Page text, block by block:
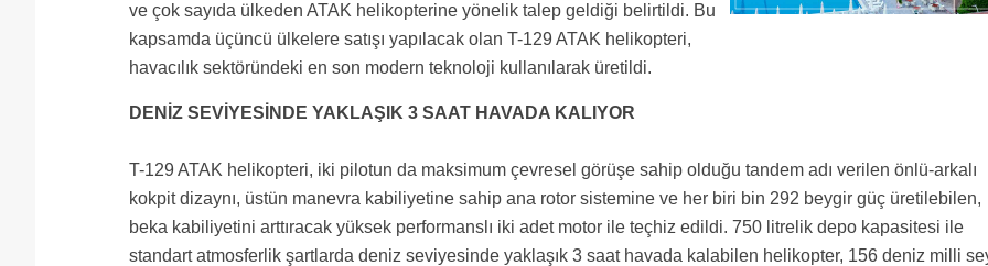
ve çok sayıda ülkeden ATAK helikopterine yönelik talep geldiği belirtildi. Bu
kapsamda üçüncü ülkelere satışı yapılacak olan T-129 ATAK helikopteri,
havacılık sektöründeki en son modern teknoloji kullanılarak üretildi.
DENİZ SEVİYESİNDE YAKLAŞIK 3 SAAT HAVADA KALIYOR
T-129 ATAK helikopteri, iki pilotun da maksimum çevresel görüşe sahip olduğu tandem adı verilen önlü-arkalı
kokpit dizaynı, üstün manevra kabiliyetine sahip ana rotor sistemine ve her biri bin 292 beygir güç üretilebilen,
beka kabiliyetini arttıracak yüksek performanslı iki adet motor ile teçhiz edildi. 750 litrelik depo kapasitesi ile
standart atmosferlik şartlarda deniz seviyesinde yaklaşık 3 saat havada kalabilen helikopter, 156 deniz milli